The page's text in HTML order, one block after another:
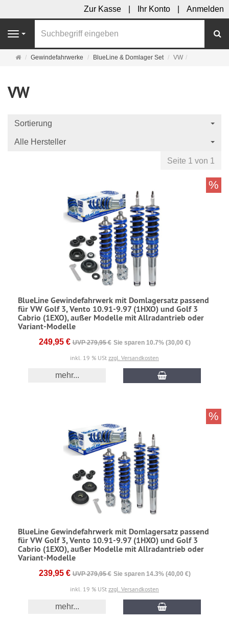
Zur Kasse Ihr Konto Anmelden
Navigation
Startseite
Gewindefahrwerke BlueLine & Domlager Set VW
VW
Sortierung
Alle Hersteller
Seite 1 von 1
BlueLine Gewindefahrwerk mit Domlagersatz passend
für VW Golf 3, Vento 10.91-9.97 (1HXO) und Golf 3
Cabrio (1EXO), außer Modelle mit Allradantrieb oder
Variant-Modelle
249,95 € UVP 279,95 € Sie sparen 10.7% (30,00 €)
inkl. 19 % USt zzgl. Versandkosten
mehr...
%
BlueLine Gewindefahrwerk mit Domlagersatz passend
für VW Golf 3, Vento 10.91-9.97 (1HXO) und Golf 3
Cabrio (1EXO), außer Modelle mit Allradantrieb oder
Variant-Modelle
239,95 € UVP 279,95 € Sie sparen 14.3% (40,00 €)
inkl. 19 % USt zzgl. Versandkosten
mehr...
%